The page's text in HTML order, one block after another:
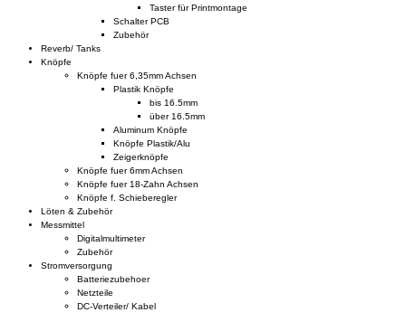
Taster für Printmontage
Schalter PCB
Zubehör
Reverb/ Tanks
Knöpfe
Knöpfe fuer 6,35mm Achsen
Plastik Knöpfe
bis 16.5mm
über 16.5mm
Aluminum Knöpfe
Knöpfe Plastik/Alu
Zeigerknöpfe
Knöpfe fuer 6mm Achsen
Knöpfe fuer 18-Zahn Achsen
Knöpfe f. Schieberegler
Löten & Zubehör
Messmittel
Digitalmultimeter
Zubehör
Stromversorgung
Batteriezubehoer
Netzteile
DC-Verteiler/ Kabel